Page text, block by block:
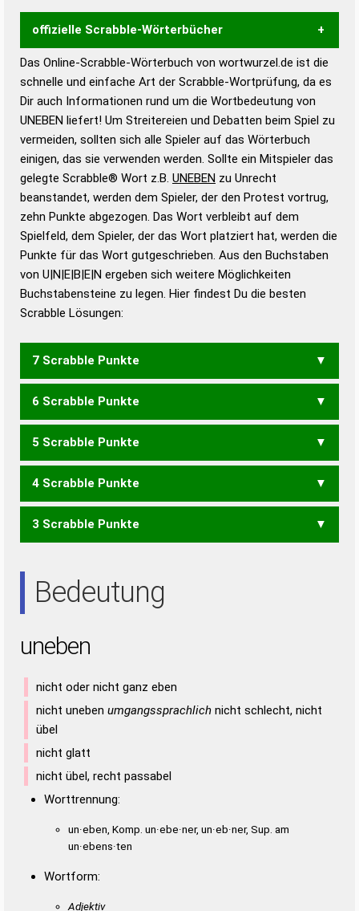
offizielle Scrabble-Wörterbücher
Wortwurzel liefert mit Hilfe eines semantischen
Wortanalyse-Algorithmus gute Anhaltspunkte zu
Wortbedeutung, Worttrennung und Wortform, um die
Gültigkeit eines Wortes für das Scrabble-Spiel zu
bestimmen!
zugelassene Turnier Scrabble-
Wörterbücher sind:
Duden – Standardwerk in 12 Bänden
Duden – Richtiges und gutes
Deutsch
Duden – Die deutsche Grammatik
Duden – Deutsches
Das Online-Scrabble-Wörterbuch von wortwurzel.de ist die
schnelle und einfache Art der Scrabble-Wortprüfung, da es
Dir auch Informationen rund um die Wortbedeutung von
UNEBEN liefert! Um Streitereien und Debatten beim Spiel zu
vermeiden, sollten sich alle Spieler auf das Wörterbuch
einigen, das sie verwenden werden. Sollte ein Mitspieler das
gelegte Scrabble® Wort z.B. UNEBEN zu Unrecht
beanstandet, werden dem Spieler, der den Protest vortrug,
zehn Punkte abgezogen. Das Wort verbleibt auf dem
Spielfeld, dem Spieler, der das Wort platziert hat, werden die
Punkte für das Wort gutgeschrieben. Aus den Buchstaben
von U|N|E|B|E|N ergeben sich weitere Möglichkeiten
Buchstabensteine zu legen. Hier findest Du die besten
Scrabble Lösungen:
7 Scrabble Punkte
BENNE EBNEN
6 Scrabble Punkte
BENE EBNE
5 Scrabble Punkte
NEUEN NEUNE
4 Scrabble Punkte
NEUE NEUN
3 Scrabble Punkte
Bedeutung
uneben
nicht oder nicht ganz eben
nicht uneben umgangssprachlich nicht schlecht, nicht
übel
nicht glatt
nicht übel, recht passabel
Worttrennung:
un·eben, Komp. un·ebe·ner, un·eb·ner, Sup. am
un·ebens·ten
Wortform:
Adjektiv